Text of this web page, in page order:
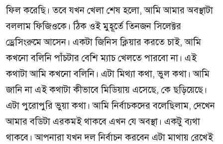
ফিল করেছি। তবে যখন খেলা শেষ হলো, আমি আমার অবস্থাটা
বললাম ফিজিওকে। ঠিক ওই মুহূর্তে তিনজন সিলেক্টর
ড্রেসিংরুমে আসেন। একটা জিনিস ক্লিয়ার করতে চাই, আমি
কখনো বলিনি পাঁচটার বেশি ম্যাচ খেলতে পারবো না। এই
কথাটা আমি কখনো বলিনি। এটা মিথ্যা কথা, ভুল কথা। আমি
জানি না এই কথাটা কীভাবে মিডিয়ায় এসেছে, কে ছড়িয়েছে।
এটা পুরোপুরি ভুয়া কথা। আমি নির্বাচকদের বলেছিলাম, দেখেন
আমার বডিটা এরকমই থাকবে এখন যে অবস্থা। একটু ব্যথা
থাকবে। আপনারা যখন দল নির্বাচন করবেন এটা মাথায় রেখেই